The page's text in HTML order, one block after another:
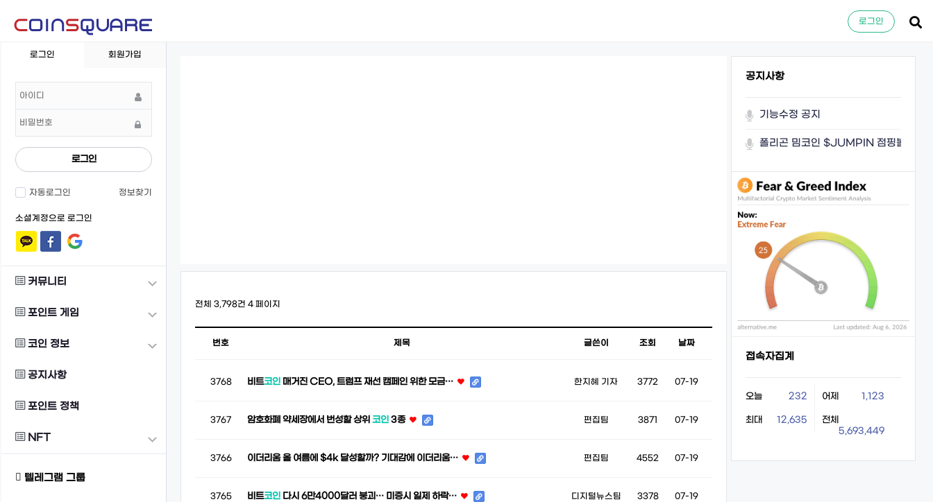
로그인
로그인 회원가입
로그인
자동로그인 정보찾기
소셜계정으로 로그인
커뮤니티
포인트 게임
코인 정보
공지사항
포인트 정책
NFT
텔레그램 그룹
전체 3,798건 4 페이지
번호 제목 글쓴이 조회 날짜
3768 비트코인매거진 CEO, 트럼프 재선 캠페인 위한 모금… 한지혜 기자 3772 07-19
3767 암호화폐 약세장에서 번성할 상위 코인3종 편집팀 3871 07-19
3766 이더리움 올 여름에 $4k 달성할까? 기대감에 이더리움… 편집팀 4552 07-19
3765 비트코인다시 6만4000달러 붕괴… 미증시 일제 하락… 디지털뉴스팀 3378 07-19
공지사항
기능수정 공지
폴리곤 밈코인 $JUMPIN 점핑볼이 쏜
접속자집계
오늘 232 어제 1,123
최대 12,635
전체
5,693,449